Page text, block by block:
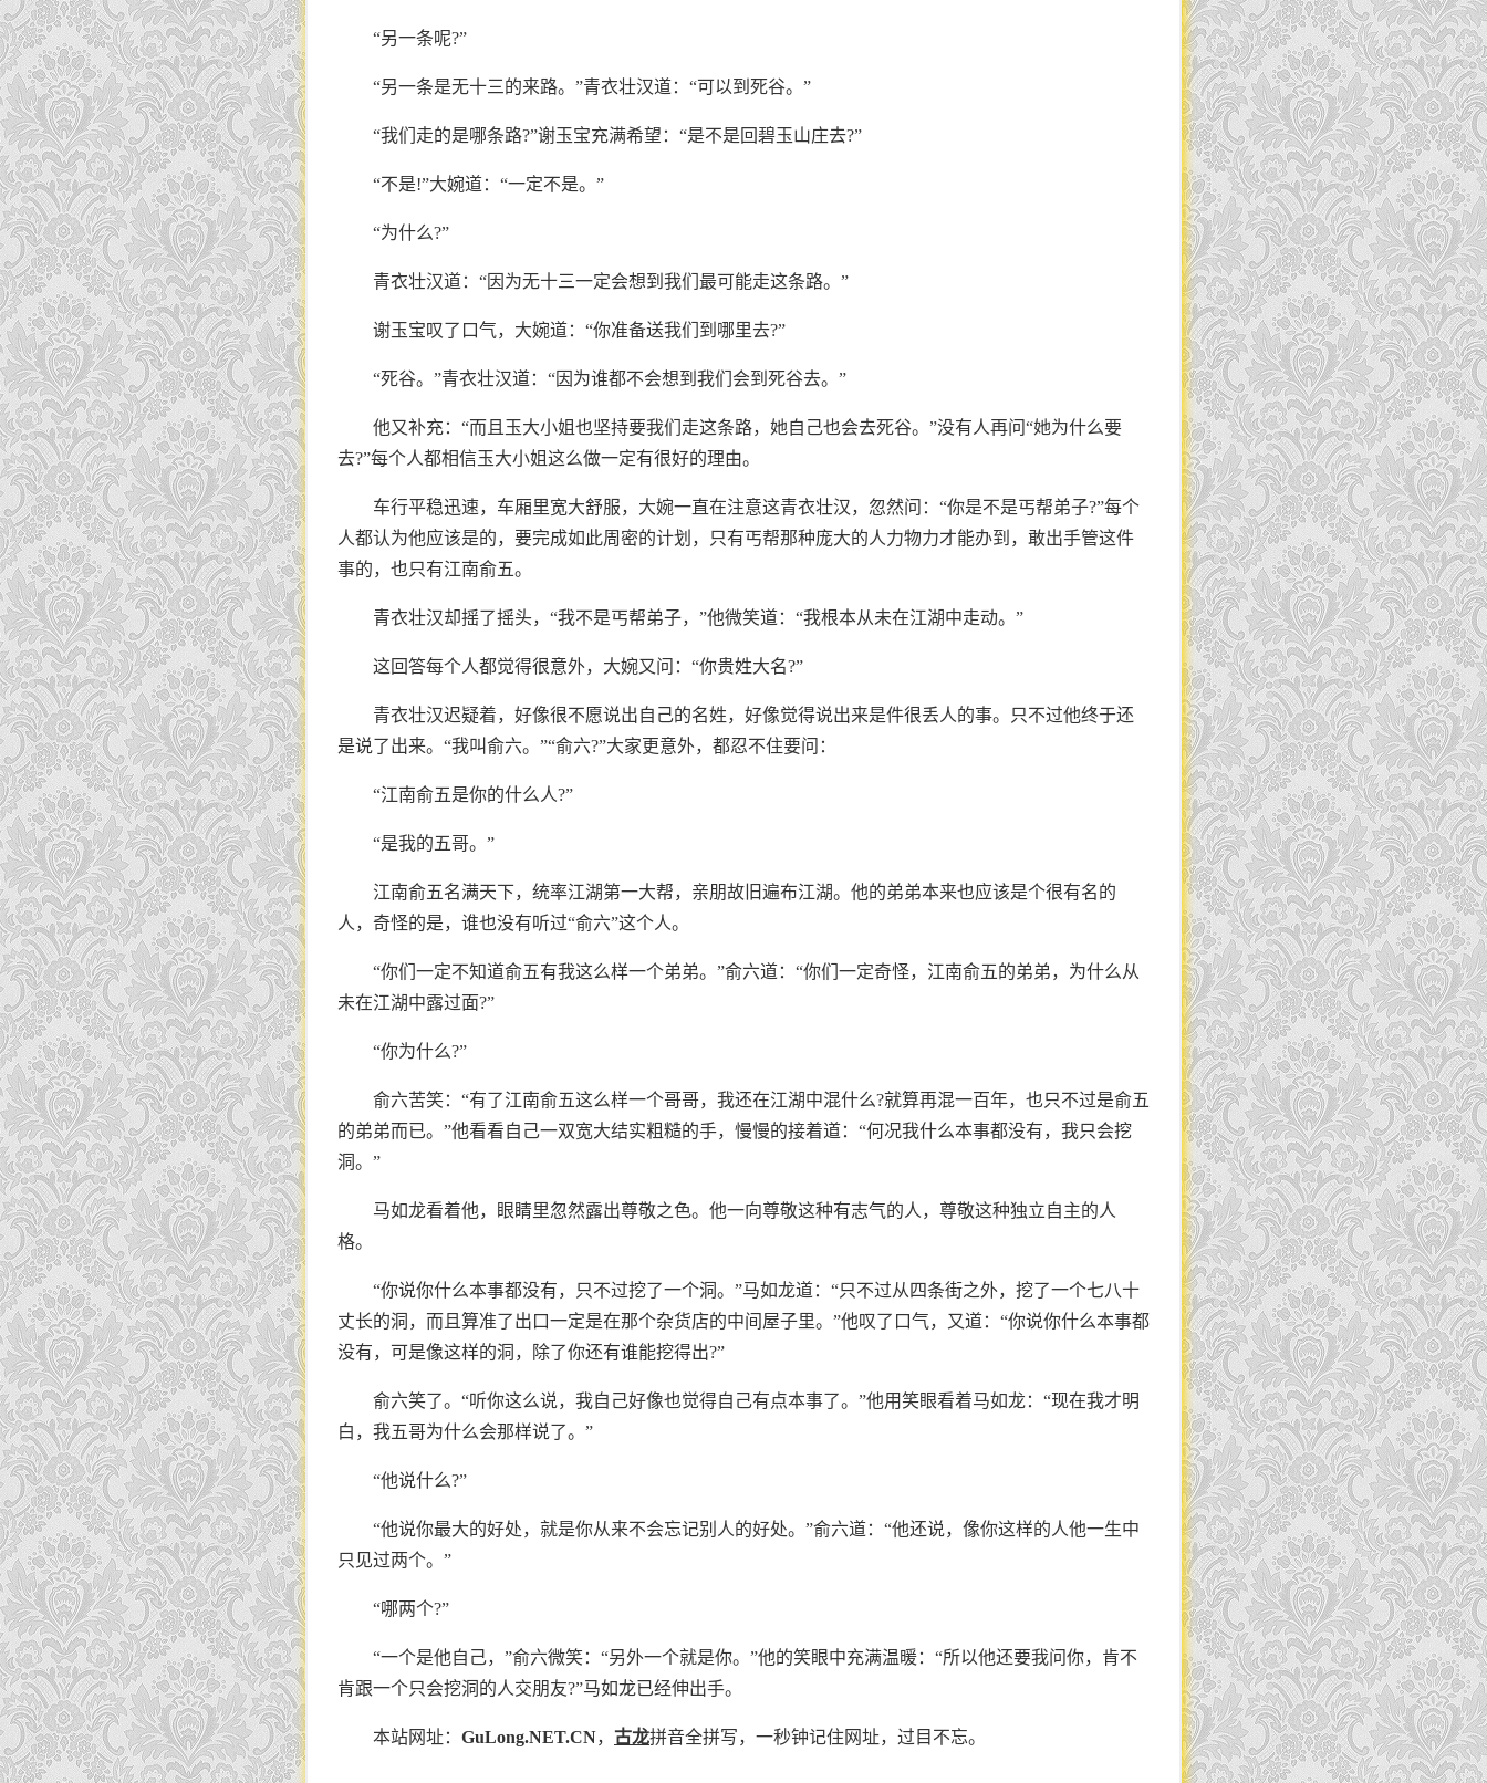
“另一条呢?”
“另一条是无十三的来路。”青衣壮汉道：“可以到死谷。”
“我们走的是哪条路?”谢玉宝充满希望：“是不是回碧玉山庄去?”
“不是!”大婉道：“一定不是。”
“为什么?”
青衣壮汉道：“因为无十三一定会想到我们最可能走这条路。”
谢玉宝叹了口气，大婉道：“你准备送我们到哪里去?”
“死谷。”青衣壮汉道：“因为谁都不会想到我们会到死谷去。”
他又补充：“而且玉大小姐也坚持要我们走这条路，她自己也会去死谷。”没有人再问“她为什么要
去?”每个人都相信玉大小姐这么做一定有很好的理由。
车行平稳迅速，车厢里宽大舒服，大婉一直在注意这青衣壮汉，忽然问：“你是不是丐帮弟子?”每个
人都认为他应该是的，要完成如此周密的计划，只有丐帮那种庞大的人力物力才能办到，敢出手管这件
事的，也只有江南俞五。
青衣壮汉却摇了摇头，“我不是丐帮弟子，”他微笑道：“我根本从未在江湖中走动。”
这回答每个人都觉得很意外，大婉又问：“你贵姓大名?”
青衣壮汉迟疑着，好像很不愿说出自己的名姓，好像觉得说出来是件很丢人的事。只不过他终于还
是说了出来。“我叫俞六。”“俞六?”大家更意外，都忍不住要问：
“江南俞五是你的什么人?”
“是我的五哥。”
江南俞五名满天下，统率江湖第一大帮，亲朋故旧遍布江湖。他的弟弟本来也应该是个很有名的
人，奇怪的是，谁也没有听过“俞六”这个人。
“你们一定不知道俞五有我这么样一个弟弟。”俞六道：“你们一定奇怪，江南俞五的弟弟，为什么从
未在江湖中露过面?”
“你为什么?”
俞六苦笑：“有了江南俞五这么样一个哥哥，我还在江湖中混什么?就算再混一百年，也只不过是俞五
的弟弟而已。”他看看自己一双宽大结实粗糙的手，慢慢的接着道：“何况我什么本事都没有，我只会挖
洞。”
马如龙看着他，眼睛里忽然露出尊敬之色。他一向尊敬这种有志气的人，尊敬这种独立自主的人
格。
“你说你什么本事都没有，只不过挖了一个洞。”马如龙道：“只不过从四条街之外，挖了一个七八十
丈长的洞，而且算准了出口一定是在那个杂货店的中间屋子里。”他叹了口气，又道：“你说你什么本事都
没有，可是像这样的洞，除了你还有谁能挖得出?”
俞六笑了。“听你这么说，我自己好像也觉得自己有点本事了。”他用笑眼看着马如龙：“现在我才明
白，我五哥为什么会那样说了。”
“他说什么?”
“他说你最大的好处，就是你从来不会忘记别人的好处。”俞六道：“他还说，像你这样的人他一生中
只见过两个。”
“哪两个?”
“一个是他自己，”俞六微笑：“另外一个就是你。”他的笑眼中充满温暖：“所以他还要我问你，肯不
肯跟一个只会挖洞的人交朋友?”马如龙已经伸出手。
本站网址： GuLong.NET.CN， 古龙拼音全拼写，一秒钟记住网址，过目不忘。